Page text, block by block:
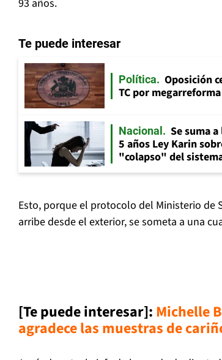
93 años.
Te puede interesar
Política
Oposición
TC por
Nacional
Se suma
5 años Ley Karin
"colapso" del
Esto, porque el protocolo del Ministerio de
arribe desde el exterior, se someta a una
[Te puede interesar]: Michelle
agradece las muestras de